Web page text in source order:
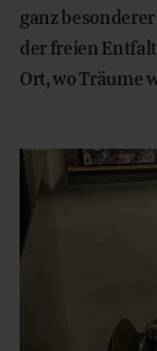
ganz
der freien
Ort, wo Träume